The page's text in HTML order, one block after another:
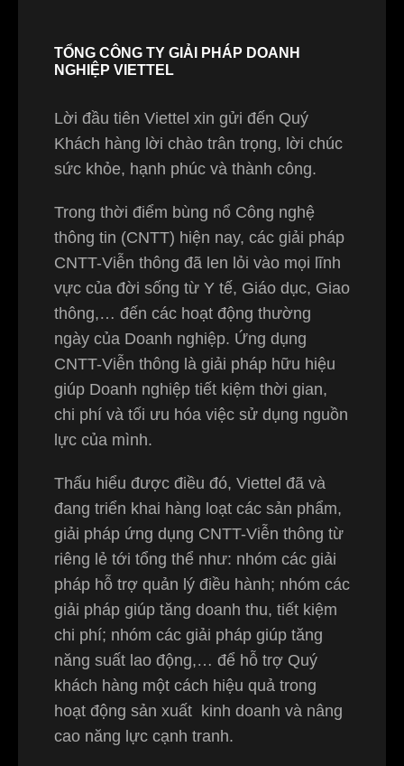
TỔNG CÔNG TY GIẢI PHÁP DOANH
NGHIỆP VIETTEL
Lời đầu tiên Viettel xin gửi đến Quý
Khách hàng lời chào trân trọng, lời chúc
sức khỏe, hạnh phúc và thành công.
Trong thời điểm bùng nổ Công nghệ
thông tin (CNTT) hiện nay, các giải pháp
CNTT-Viễn thông đã len lỏi vào mọi lĩnh
vực của đời sống từ Y tế, Giáo dục, Giao
thông,… đến các hoạt động thường
ngày của Doanh nghiệp. Ứng dụng
CNTT-Viễn thông là giải pháp hữu hiệu
giúp Doanh nghiệp tiết kiệm thời gian,
chi phí và tối ưu hóa việc sử dụng nguồn
lực của mình.
Thấu hiểu được điều đó, Viettel đã và
đang triển khai hàng loạt các sản phẩm,
giải pháp ứng dụng CNTT-Viễn thông từ
riêng lẻ tới tổng thể như: nhóm các giải
pháp hỗ trợ quản lý điều hành; nhóm các
giải pháp giúp tăng doanh thu, tiết kiệm
chi phí; nhóm các giải pháp giúp tăng
năng suất lao động,… để hỗ trợ Quý
khách hàng một cách hiệu quả trong
hoạt động sản xuất kinh doanh và nâng
cao năng lực cạnh tranh.